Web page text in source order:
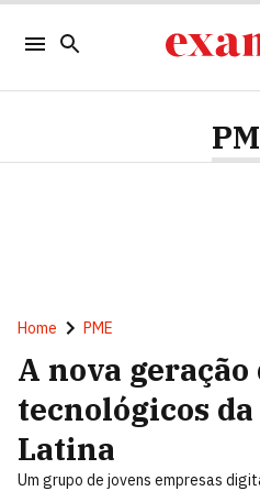
Home PME
A nova
tecnológicos
Latina
Um grupo de jovens empresas